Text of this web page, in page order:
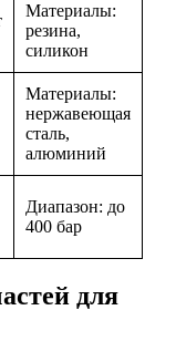
Материалы:
резина,
силикон
Материалы:
нержавеющая
сталь,
алюминий
Диапазон: до
400 бар
для